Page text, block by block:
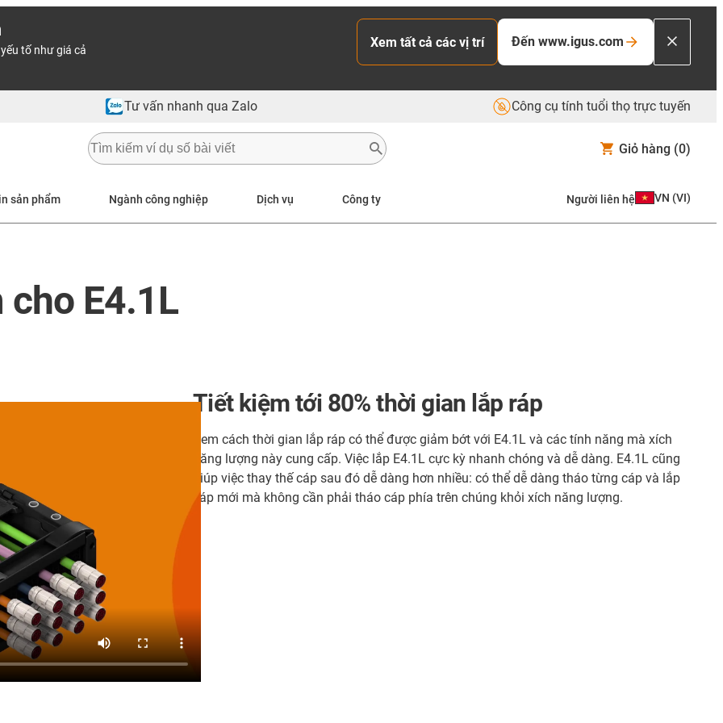
tố như giá cả
Xem tất cả các vị trí Đến www.igus.com
Tư vấn nhanh qua Zalo Công cụ tính tuổi thọ trực tuyến
Giỏ hàng (0)
sản phẩm Ngành công nghiệp Dịch vụ Công ty Người liên hệ VN (VI)
E4.1L
Tiết kiệm tới 80% thời gian lắp ráp
Xem cách thời gian lắp ráp có thể được giảm bớt với E4.1L và các tính năng mà xích
năng lượng này cung cấp. Việc lắp E4.1L cực kỳ nhanh chóng và dễ dàng. E4.1L cũng
giúp việc thay thế cáp sau đó dễ dàng hơn nhiều: có thể dễ dàng tháo từng cáp và lắp
cáp mới mà không cần phải tháo cáp phía trên chúng khỏi xích năng lượng.